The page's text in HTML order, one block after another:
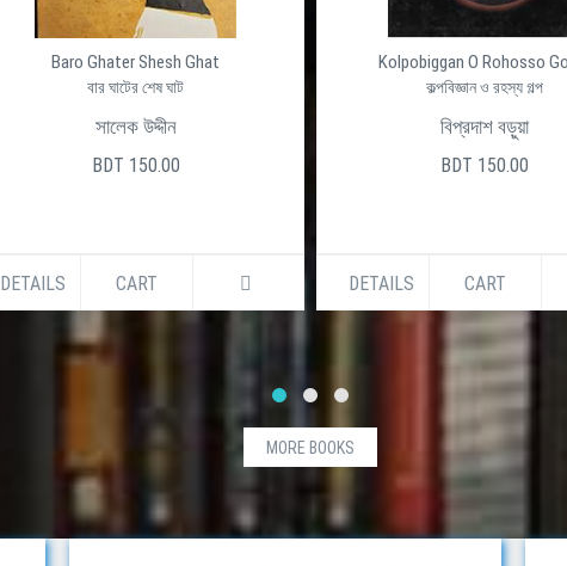
Baro Ghater Shesh Ghat
বার ঘাটের শেষ ঘাট
সালেক উদ্দীন
BDT 150.00
DETAILS CART
Kolpobiggan O Rohosso
কল্পবিজ্ঞান ও রহস্য গল্প
বিপ্রদাশ বড়ুয়া
BDT 150.00
DETAILS CART
MORE BOOKS